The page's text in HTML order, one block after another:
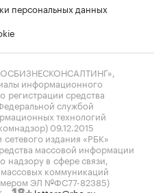
персональных данных
информационного
регистрации средства
службой
технологий
09.12.2015
издания «РБК»
массовой информации
в сфере связи,
коммуникаций
ЭЛ №ФС77-82385)